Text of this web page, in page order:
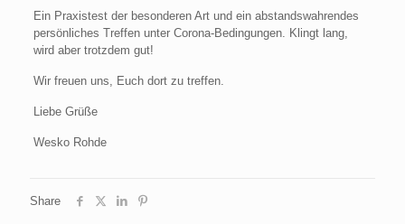
Ein Praxistest der besonderen Art und ein abstandswahrendes
persönliches Treffen unter Corona-Bedingungen. Klingt lang,
wird aber trotzdem gut!
Wir freuen uns, Euch dort zu treffen.
Liebe Grüße
Wesko Rohde
Share